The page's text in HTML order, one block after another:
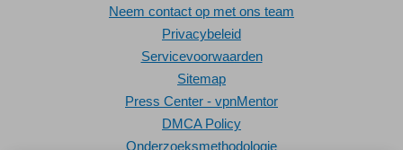
Neem contact op met ons team
Privacybeleid
Servicevoorwaarden
Sitemap
Press Center - vpnMentor
DMCA Policy
Onderzoeksmethodologie